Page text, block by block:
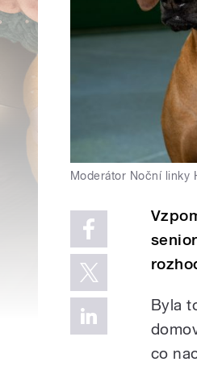
Moderátor Noční linky
Byla
co